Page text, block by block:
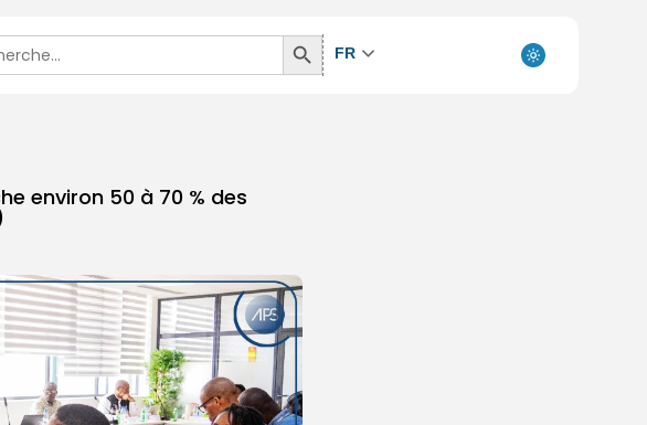
Search
Button
FR
environ 50 à 70 % des